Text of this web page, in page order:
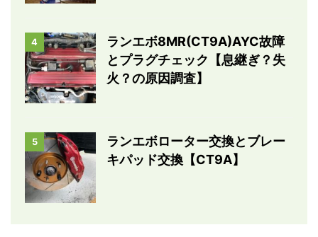
4
ランエボ8MR(CT9A)AYC故障
とプラグチェック【息継ぎ？失
火？の原因調査】
5
ランエボローター交換とブレー
キパッド交換【CT9A】